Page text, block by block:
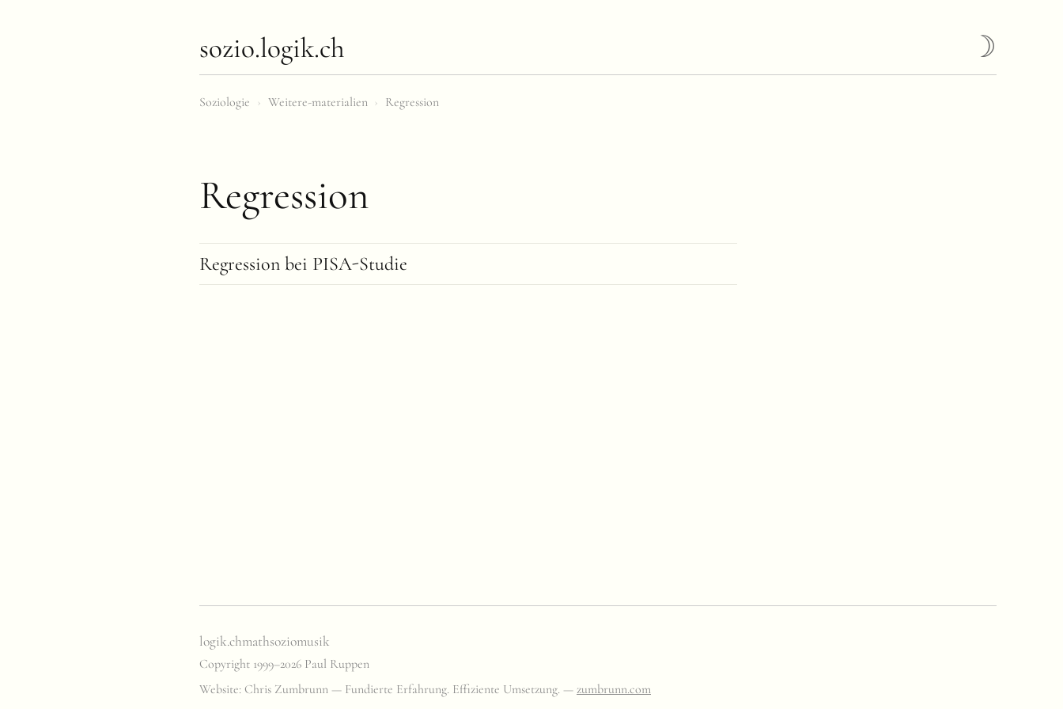
sozio.logik.ch
Soziologie › Weitere-materialien › Regression
Regression
Regression bei PISA-Studie
logik.chmathsoziomusik
Copyright 1999–2026 Paul Ruppen
Website: Chris Zumbrunn — Fundierte Erfahrung. Effiziente Umsetzung. — zumbrunn.com